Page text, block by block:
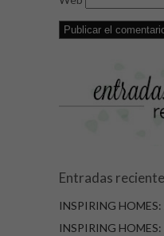
Entradas
INSPIRING
INSPIRING